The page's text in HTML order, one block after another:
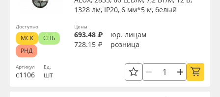
Артикул
с1106
1328 лм, IP20, 6 мм*5 м, белый
Ед.
шт
Цены
693.48 ₽
юр. лицам
728.15 ₽
розница
Доступно
МСК
СПБ
РНД